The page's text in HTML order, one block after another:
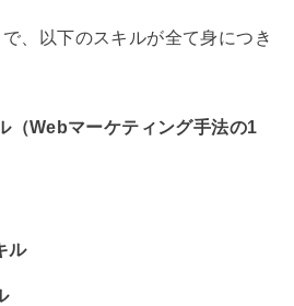
、以下のスキルが全て身につき
（Webマーケティング手法の1
ル